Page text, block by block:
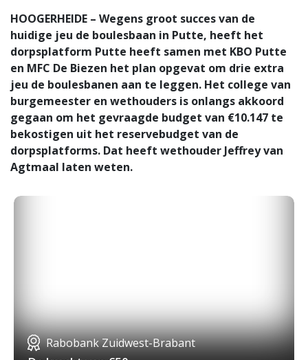
HOOGERHEIDE – Wegens groot succes van de
huidige jeu de boulesbaan in Putte, heeft het
dorpsplatform Putte heeft samen met KBO Putte
en MFC De Biezen het plan opgevat om drie extra
jeu de boulesbanen aan te leggen. Het college van
burgemeester en wethouders is onlangs akkoord
gegaan om het gevraagde budget van €10.147 te
bekostigen uit het reservebudget van de
dorpsplatforms. Dat heeft wethouder Jeffrey van
Agtmaal laten weten.
Rabobank Zuidwest-Brabant